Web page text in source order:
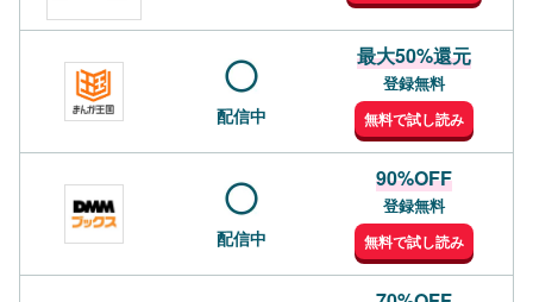
配信中
最大50%還元
登録無料
無料で試し読み
配信中
90%OFF
登録無料
無料で試し読み